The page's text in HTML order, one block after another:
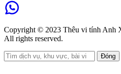
Copyright © 2023 Thêu vi tính Anh
All rights reserved.
Đóng